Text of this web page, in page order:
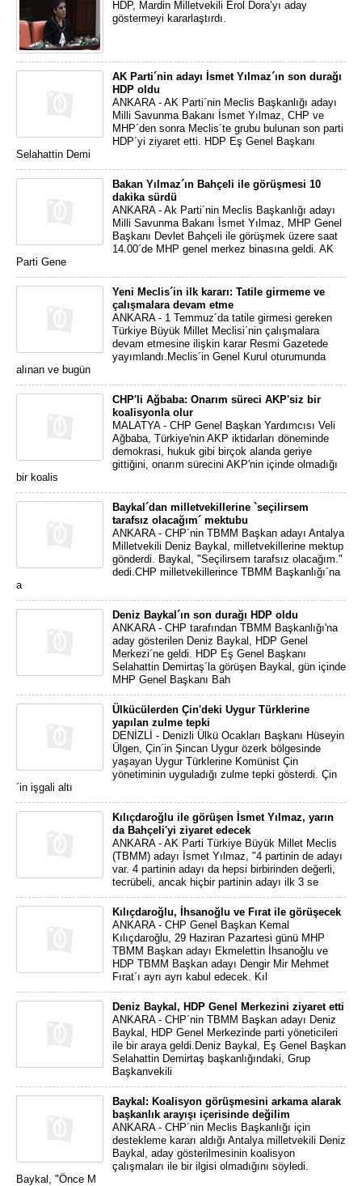
HDP, Mardin Milletvekili Erol Dora’yı aday
göstermeyi kararlaştırdı.
AK Parti´nin adayı İsmet Yılmaz´ın son durağı
HDP oldu
ANKARA - AK Parti´nin Meclis Başkanlığı adayı
Milli Savunma Bakanı İsmet Yılmaz, CHP ve
MHP´den sonra Meclis´te grubu bulunan son parti
HDP´yi ziyaret etti. HDP Eş Genel Başkanı
Selahattin Demi
Bakan Yılmaz´ın Bahçeli ile görüşmesi 10
dakika sürdü
ANKARA - Ak Parti´nin Meclis Başkanlığı adayı
Milli Savunma Bakanı İsmet Yılmaz, MHP Genel
Başkanı Devlet Bahçeli ile görüşmek üzere saat
14.00´de MHP genel merkez binasına geldi. AK
Parti Gene
Yeni Meclis´in ilk kararı: Tatile girmeme ve
çalışmalara devam etme
ANKARA - 1 Temmuz´da tatile girmesi gereken
Türkiye Büyük Millet Meclisi´nin çalışmalara
devam etmesine ilişkin karar Resmi Gazetede
yayımlandı.Meclis´in Genel Kurul oturumunda
alınan ve bugün
CHP'li Ağbaba: Onarım süreci AKP'siz bir
koalisyonla olur
MALATYA - CHP Genel Başkan Yardımcısı Veli
Ağbaba, Türkiye'nin AKP iktidarları döneminde
demokrasi, hukuk gibi birçok alanda geriye
gittiğini, onarım sürecini AKP'nin içinde olmadığı
bir koalis
Baykal´dan milletvekillerine `seçilirsem
tarafsız olacağım´ mektubu
ANKARA - CHP´nin TBMM Başkan adayı Antalya
Milletvekili Deniz Baykal, milletvekillerine mektup
gönderdi. Baykal, "Seçilirsem tarafsız olacağım."
dedi.CHP milletvekillerince TBMM Başkanlığı´na
a
Deniz Baykal´ın son durağı HDP oldu
ANKARA - CHP tarafından TBMM Başkanlığı'na
aday gösterilen Deniz Baykal, HDP Genel
Merkezi´ne geldi. HDP Eş Genel Başkanı
Selahattin Demirtaş´la görüşen Baykal, gün içinde
MHP Genel Başkanı Bah
Ülkücülerden Çin'deki Uygur Türklerine
yapılan zulme tepki
DENİZLİ - Denizli Ülkü Ocakları Başkanı Hüseyin
Ülgen, Çin´in Şincan Uygur özerk bölgesinde
yaşayan Uygur Türklerine Komünist Çin
yönetiminin uyguladığı zulme tepki gösterdi. Çin
´in işgali altı
Kılıçdaroğlu ile görüşen İsmet Yılmaz, yarın
da Bahçeli'yi ziyaret edecek
ANKARA - AK Parti Türkiye Büyük Millet Meclis
(TBMM) adayı İsmet Yılmaz, "4 partinin de adayı
var. 4 partinin adayı da hepsi birbirinden değerli,
tecrübeli, ancak hiçbir partinin adayı ilk 3 se
Kılıçdaroğlu, İhsanoğlu ve Fırat ile görüşecek
ANKARA - CHP Genel Başkan Kemal
Kılıçdaroğlu, 29 Haziran Pazartesi günü MHP
TBMM Başkan adayı Ekmelettin İhsanoğlu ve
HDP TBMM Başkan adayı Dengir Mir Mehmet
Fırat´ı ayrı ayrı kabul edecek. Kıl
Deniz Baykal, HDP Genel Merkezini ziyaret etti
ANKARA - CHP´nin TBMM Başkan adayı Deniz
Baykal, HDP Genel Merkezinde parti yöneticileri
ile bir araya geldi.Deniz Baykal, Eş Genel Başkan
Selahattin Demirtaş başkanlığındaki, Grup
Başkanvekili
Baykal: Koalisyon görüşmesini arkama alarak
başkanlık arayışı içerisinde değilim
ANKARA - CHP´nin Meclis Başkanlığı için
destekleme kararı aldığı Antalya milletvekili Deniz
Baykal, aday gösterilmesinin koalisyon
çalışmaları ile bir ilgisi olmadığını söyledi.
Baykal, "Önce M